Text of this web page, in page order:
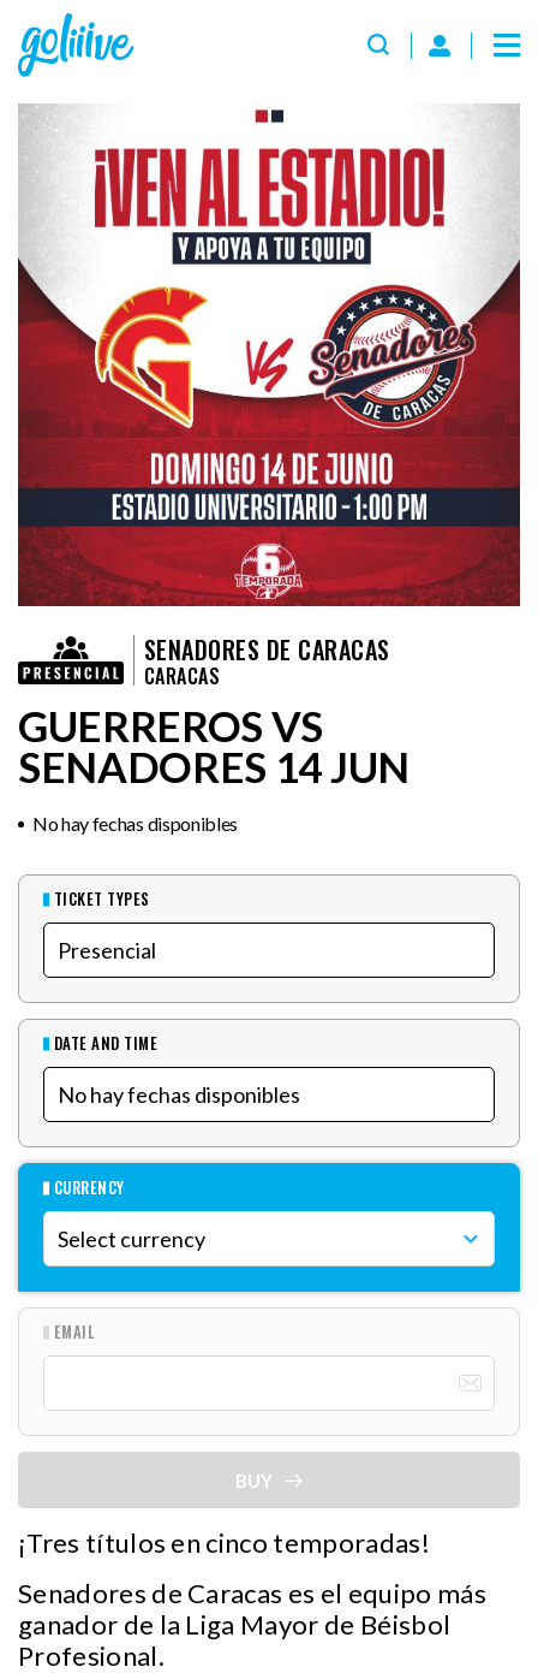
SENADORES DE CARACAS
CARACAS
GUERREROS VS
SENADORES 14 JUN
No hay fechas disponibles
TICKET TYPES
DATE AND TIME
CURRENCY
EMAIL
BUY
¡Tres títulos en cinco temporadas!
Senadores de Caracas es el equipo más
ganador de la Liga Mayor de Béisbol
Profesional.